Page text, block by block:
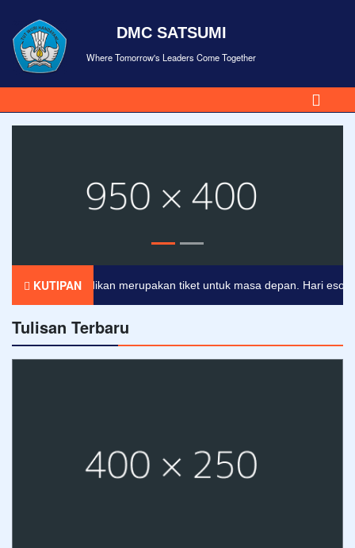
DMC SATSUMI
Where Tomorrow's Leaders Come Together
KUTIPAN
Pendidikan merupakan tiket untuk masa depan. Hari esok
Tulisan Terbaru